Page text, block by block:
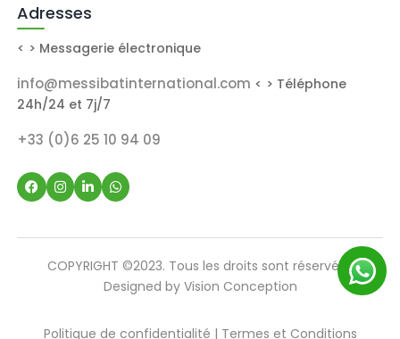
Adresses
< > Messagerie électronique
info@messibatinternational.com < > Téléphone
24h/24 et 7j/7
+33 (0)6 25 10 94 09
COPYRIGHT ©2023. Tous les droits sont réservés |
Designed by Vision Conception
Politique de confidentialité | Termes et Conditions